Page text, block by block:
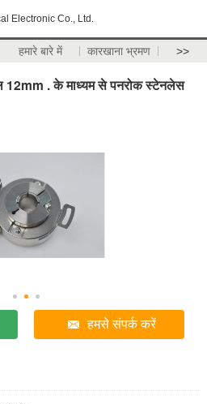
Electronic Co., Ltd.
हमारे बारे में कारखाना भ्रमण >>
12mm . के माध्यम से पनरोक स्टेनलेस
हमसे संपर्क करें